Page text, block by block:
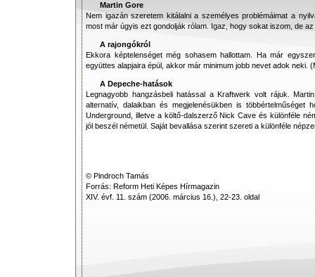
Martin Gore
Nem igazán szeretem kitálalni a személyes problémáimat a
most már úgyis ezt gondolják rólam. Igaz, hogy sokat iszom, de
A rajongókról
Ekkora képtelenséget még sohasem hallottam. Ha már
együttes alapjaira épül, akkor már minimum jobb nevet adok neki.
A Depeche-hatások
Legnagyobb hangzásbeli hatással a Kraftwerk volt rájuk.
alternatív, dalaikban és megjelenésükben is
Underground, illetve a költő-dalszerző Nick Cave és különféle
jól beszél németül. Saját bevallása szerint szereti a különféle
© Pindroch Tamás
Forrás: Reform Heti Képes Hírmagazin
XIV. évf. 11. szám (2006. március 16.), 22-23. oldal